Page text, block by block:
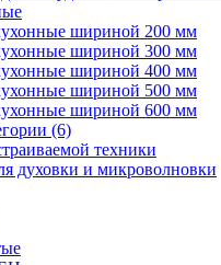
шириной 200 мм
шириной 300 мм
шириной 400 мм
шириной 500 мм
шириной 600 мм
(6)
техники
духовки и микроволновки